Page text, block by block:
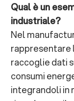
Qual è un
industriale?
Nel
rappresentare
raccoglie dati
consumi
integrandoli in